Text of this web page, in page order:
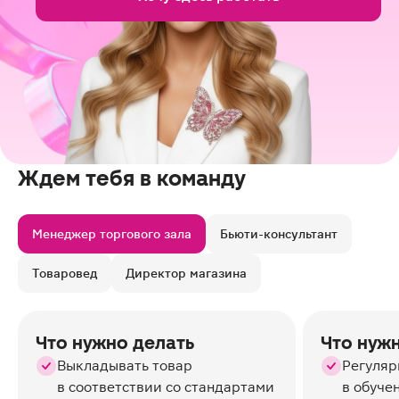
Ждем тебя в команду
Менеджер торгового зала Бьюти-консультант
Товаровед Директор магазина
Что нужно делать
Выкладывать товар
в соответствии со стандартами
Что
в